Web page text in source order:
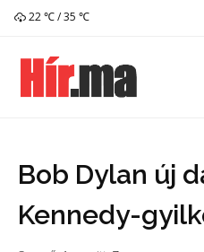
22 ℃ / 35 ℃
Bob Dylan új
Kennedy-